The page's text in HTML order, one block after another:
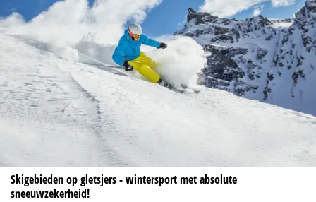
Skigebieden op gletsjers - wintersport met absolute
sneeuwzekerheid!